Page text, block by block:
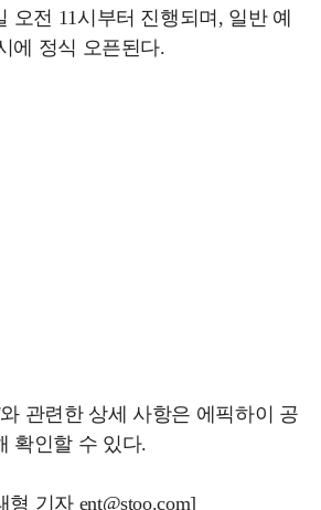
오전 11시부터 진행되며, 일반 예
에 정식 오픈된다.
관련한 상세 사항은 에픽하이 공
확인할 수 있다.
기자 ent@stoo.com]